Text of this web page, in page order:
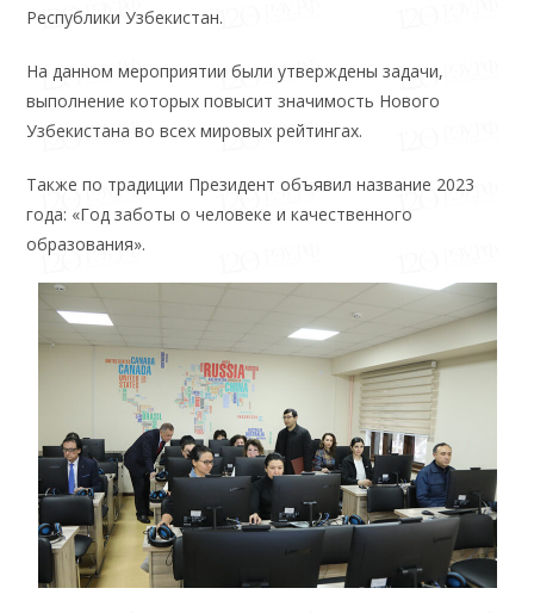
Республики Узбекистан.
На данном мероприятии были утверждены задачи,
выполнение которых повысит значимость Нового
Узбекистана во всех мировых рейтингах.
Также по традиции Президент объявил название 2023
года: «Год заботы о человеке и качественного
образования».